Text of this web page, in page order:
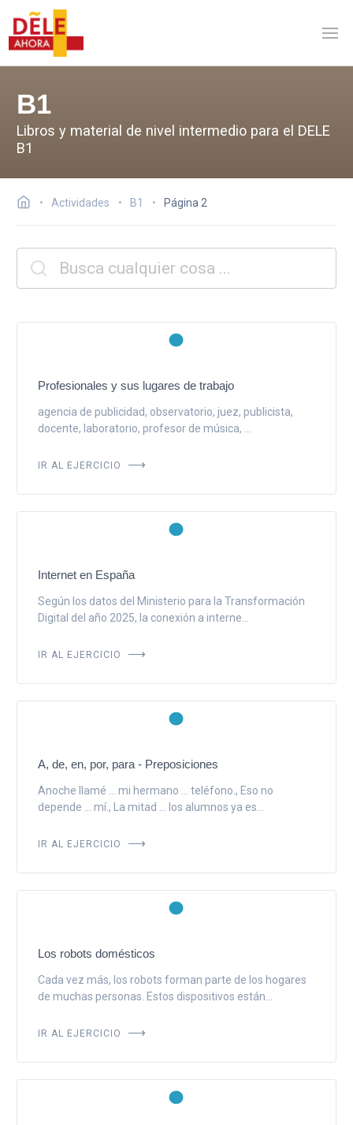
B1
Libros y material de nivel intermedio para el DELE
B1
Actividades B1 Página 2
Profesionales y sus lugares de trabajo
agencia de publicidad, observatorio, juez, publicista,
docente, laboratorio, profesor de música, ...
IR AL EJERCICIO
Internet en España
Según los datos del Ministerio para la Transformación
Digital del año 2025, la conexión a interne...
IR AL EJERCICIO
A, de, en, por, para - Preposiciones
Anoche llamé ... mi hermano ... teléfono., Eso no
depende ... mí., La mitad ... los alumnos ya es...
IR AL EJERCICIO
Los robots domésticos
Cada vez más, los robots forman parte de los hogares
de muchas personas. Estos dispositivos están...
IR AL EJERCICIO